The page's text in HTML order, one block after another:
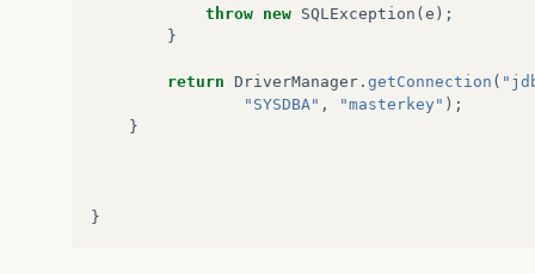
name=
</persistence-unit>
throw new SQLException (e );
}
return DriverManager . getConnection (
"SYSDBA" , "masterkey" );
}
}